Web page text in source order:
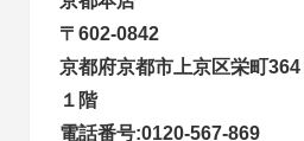
〒602-0842
京都府京都市上京区栄町
１階
電話番号:0120-567-869